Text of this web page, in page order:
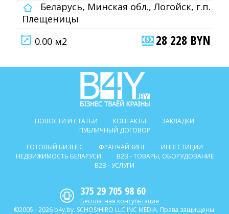
Беларусь, Минская обл., Логойск, г.п.
Плещеницы
0.00 м2
28 228 BYN
НОВОСТИ И СТАТЬИ КОНТАКТЫ
ЗАКЛАДКИ
ПУБЛИЧНЫЙ ДОГОВОР
ГОТОВЫЙ БИЗНЕС
ФРАНЧАЙЗИНГ
ИНВЕСТИЦИИ
НЕДВИЖИМОСТЬ БЕЛАРУСИ
B2B - ТОВАРЫ, ОБОРУДОВАНИЕ
B2B - УСЛУГИ
375 29 705 98 60
Бесплатная консультация
©2005 - 2026 b4y.by. SCHOSᶳHIRO LLC INC MEDIA. Права защищены.